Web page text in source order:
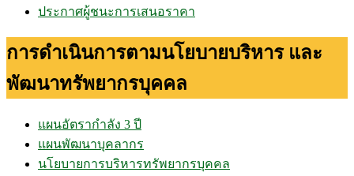
ประกาศผู้ชนะการเสนอราคา
การดำเนินการตามนโยบายบริหาร และ
พัฒนาทรัพยากรบุคคล
แผนอัตรากำลัง 3 ปี
แผนพัฒนาบุคลากร
นโยบายการบริหารทรัพยากรบุคคล